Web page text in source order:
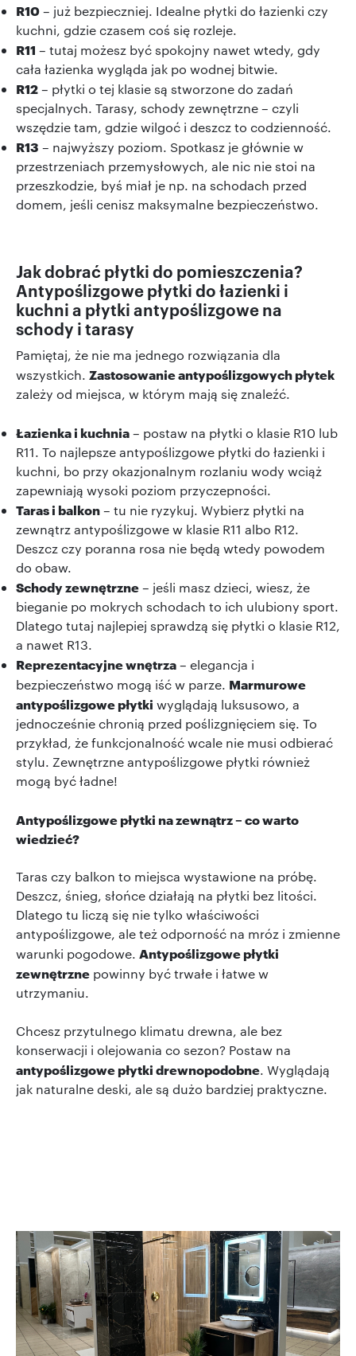
R10– już bezpieczniej. Idealne płytki do łazienki czy
kuchni, gdzie czasem coś się rozleje.
R11 – tutaj możesz być spokojny nawet wtedy, gdy
cała łazienka wygląda jak po wodnej bitwie.
R12– płytki o tej klasie są stworzone do zadań
specjalnych. Tarasy, schody zewnętrzne – czyli
wszędzie tam, gdzie wilgoć i deszcz to codzienność.
R13 – najwyższy poziom. Spotkasz je głównie w
przestrzeniach przemysłowych, ale nic nie stoi na
przeszkodzie, byś miał je np. na schodach przed
domem, jeśli cenisz maksymalne bezpieczeństwo.
Jak dobrać płytki do pomieszczenia?
Antypoślizgowe płytki do łazienki i
kuchni a płytki antypoślizgowe na
schody i tarasy
Pamiętaj, że nie ma jednego rozwiązania dla
wszystkich. Zastosowanie antypoślizgowych płytek
zależy od miejsca, w którym mają się znaleźć.
Łazienka i kuchnia– postaw na płytki o klasie R10 lub
R11. To najlepsze antypoślizgowe płytki do łazienki i
kuchni, bo przy okazjonalnym rozlaniu wody wciąż
zapewniają wysoki poziom przyczepności.
Taras i balkon– tu nie ryzykuj. Wybierz płytki na
zewnątrz antypoślizgowe w klasie R11 albo R12.
Deszcz czy poranna rosa nie będą wtedy powodem
do obaw.
Schody zewnętrzne– jeśli masz dzieci, wiesz, że
bieganie po mokrych schodach to ich ulubiony sport.
Dlatego tutaj najlepiej sprawdzą się płytki o klasie R12,
a nawet R13.
Reprezentacyjne wnętrza– elegancja i
bezpieczeństwo mogą iść w parze. Marmurowe
antypoślizgowe płytki wyglądają luksusowo, a
jednocześnie chronią przed poślizgnięciem się. To
przykład, że funkcjonalność wcale nie musi odbierać
stylu. Zewnętrzne antypoślizgowe płytki również
mogą być ładne!
Antypoślizgowe płytki na zewnątrz – co warto
wiedzieć?
Taras czy balkon to miejsca wystawione na próbę.
Deszcz, śnieg, słońce działają na płytki bez litości.
Dlatego tu liczą się nie tylko właściwości
antypoślizgowe, ale też odporność na mróz i zmienne
warunki pogodowe. Antypoślizgowe płytki
zewnętrzne powinny być trwałe i łatwe w
utrzymaniu.
Chcesz przytulnego klimatu drewna, ale bez
konserwacji i olejowania co sezon? Postaw na
antypoślizgowe płytki drewnopodobne. Wyglądają
jak naturalne deski, ale są dużo bardziej praktyczne.